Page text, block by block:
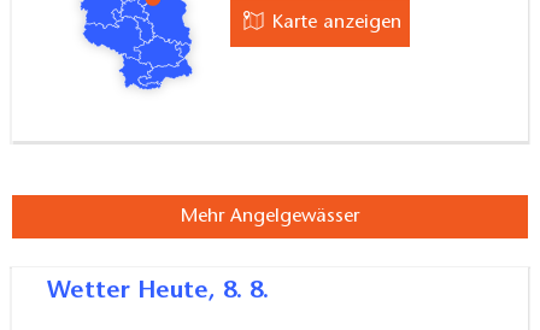
Karte anzeigen
Mehr Angelgewässer
Wetter Heute, 8. 8.